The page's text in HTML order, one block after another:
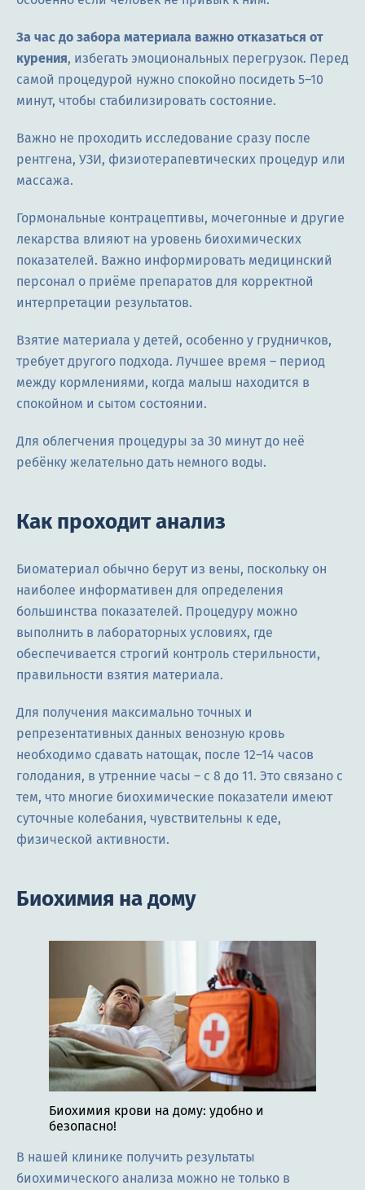
За час до забора материала важно отказаться от
курения, избегать эмоциональных перегрузок. Перед
самой процедурой нужно спокойно посидеть 5–10
минут, чтобы стабилизировать состояние.
Важно не проходить исследование сразу после
рентгена, УЗИ, физиотерапевтических процедур или
массажа.
Гормональные контрацептивы, мочегонные и другие
лекарства влияют на уровень биохимических
показателей. Важно информировать медицинский
персонал о приёме препаратов для корректной
интерпретации результатов.
Взятие материала у детей, особенно у грудничков,
требует другого подхода. Лучшее время – период
между кормлениями, когда малыш находится в
спокойном и сытом состоянии.
Для облегчения процедуры за 30 минут до неё
ребёнку желательно дать немного воды.
Как проходит анализ
Биоматериал обычно берут из вены, поскольку он
наиболее информативен для определения
большинства показателей. Процедуру можно
выполнить в лабораторных условиях, где
обеспечивается строгий контроль стерильности,
правильности взятия материала.
Для получения максимально точных и
репрезентативных данных венозную кровь
необходимо сдавать натощак, после 12–14 часов
голодания, в утренние часы – с 8 до 11. Это связано с
тем, что многие биохимические показатели имеют
суточные колебания, чувствительны к еде,
физической активности.
Биохимия на дому
Биохимия крови на дому: удобно и
безопасно!
В нашей клинике получить результаты
биохимического анализа можно не только в